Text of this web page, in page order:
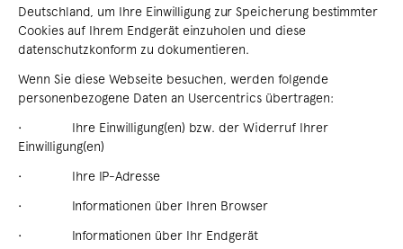
Deutschland, um Ihre Einwilligung zur Speicherung bestimmter
Cookies auf Ihrem Endgerät einzuholen und diese
datenschutzkonform zu dokumentieren.
Wenn Sie diese Webseite besuchen, werden folgende
personenbezogene Daten an Usercentrics übertragen:
• Ihre Einwilligung(en) bzw. der Widerruf Ihrer
Einwilligung(en)
• Ihre IP-Adresse
• Informationen über Ihren Browser
• Informationen über Ihr Endgerät